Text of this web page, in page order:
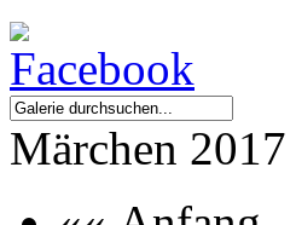
Märchen